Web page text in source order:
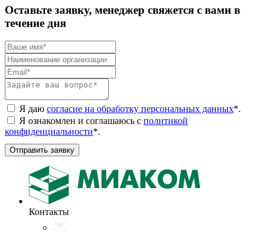
Оставьте заявку, менеджер свяжется с вами в
течение дня
Я даю согласие на обработку персональных данных*.
Я ознакомлен и соглашаюсь с политикой
конфиденциальности*.
Отправить заявку
Контакты